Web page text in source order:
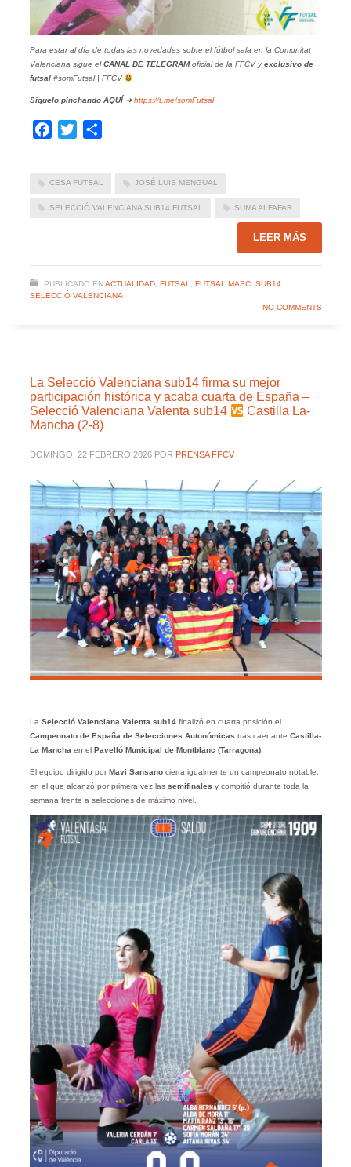
Para estar al día de todas las novedades sobre el fútbol sala en la Comunitat
Valenciana sigue elCANAL DE TELEGRAMoficial de la FFCV yexclusivo de
futsal#somFutsal | FFCV
Síguelo pinchando AQUÍ➜https://t.me/somFutsal
Facebook
Twitter
CESA FUTSAL JOSÉ LUIS MENGUAL
SELECCIÓ VALENCIANA SUB14 FUTSAL SUMA ALFAFAR
LEER MÁS
PUBLICADO EN ACTUALIDAD, FUTSAL
FUTSAL MASC. SUB14
SELECCIÓ VALENCIANA
NO COMMENTS
La Selecció Valenciana sub14 firma su mejor
participación histórica y acaba cuarta de España –
Selecció Valenciana Valenta sub14
Castilla La-
Mancha (2-8)
DOMINGO, 22 FEBRERO 2026 POR PRENSA FFCV
La Selecció Valenciana Valenta sub14finalizó en cuarta posición el
Campeonato de España de Selecciones Autonómicas tras caer ante Castilla-
La Mancha en el Pavelló Municipal de Montblanc (Tarragona).
El equipo dirigido porMavi Sansano cierra igualmente un campeonato notable,
en el que alcanzó por primera vez las semifinales y compitió durante toda la
semana frente a selecciones de máximo nivel.